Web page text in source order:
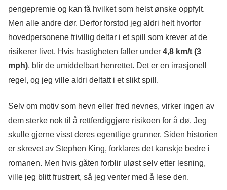
pengepremie og kan få hvilket som helst ønske oppfylt.
Men alle andre dør. Derfor forstod jeg aldri helt hvorfor
hovedpersonene frivillig deltar i et spill som krever at de
risikerer livet. Hvis hastigheten faller under 4,8 km/t (3
mph), blir de umiddelbart henrettet. Det er en irrasjonell
regel, og jeg ville aldri deltatt i et slikt spill.
Selv om motiv som hevn eller fred nevnes, virker ingen av
dem sterke nok til å rettferdiggjøre risikoen for å dø. Jeg
skulle gjerne visst deres egentlige grunner. Siden historien
er skrevet av Stephen King, forklares det kanskje bedre i
romanen. Men hvis gåten forblir uløst selv etter lesning,
ville jeg blitt frustrert, så jeg venter med å lese den.